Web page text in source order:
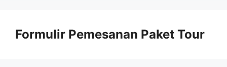
Formulir Pemesanan Paket Tour